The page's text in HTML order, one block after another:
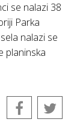
se nalazi 38
Parka
nalazi se
planinska